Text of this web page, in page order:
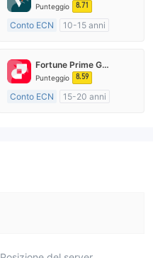
Punteggio 8.71
Conto ECN
10-15 anni
Market Making (MM)
Etichetta principale MT4
Fortune Prime Global
Punteggio 8.59
Conto ECN
15-20 anni